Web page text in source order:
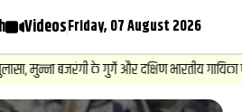
VideosFriday, 07 August 2026
के गुर्गे और दक्षिण भारतीय गायिका पर केस...